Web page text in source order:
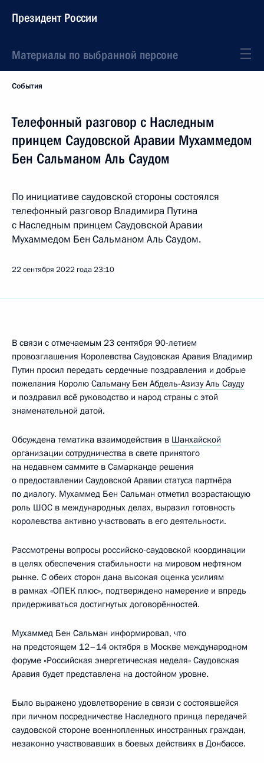
Президент России
Материалы по выбранной персоне
События
Телефонный разговор с Наследным
принцем Саудовской Аравии Мухаммедом
Бен Сальманом Аль Саудом
По инициативе саудовской стороны состоялся
телефонный разговор Владимира Путина
с Наследным принцем Саудовской Аравии
Мухаммедом Бен Сальманом Аль Саудом.
22 сентября 2022 года23:10
В связи с отмечаемым 23 сентября 90-летием
провозглашения Королевства Саудовская Аравия Владимир
Путин просил передать сердечные поздравления и добрые
пожелания Королю Сальману Бен Абдель-Азизу Аль Сауду
и поздравил всё руководство и народ страны с этой
знаменательной датой.
Обсуждена тематика взаимодействия в Шанхайской
организации сотрудничества в свете принятого
на недавнем саммите в Самарканде решения
о предоставлении Саудовской Аравии статуса партнёра
по диалогу. Мухаммед Бен Сальман отметил возрастающую
роль ШОС в международных делах, выразил готовность
королевства активно участвовать в его деятельности.
Рассмотрены вопросы российско-саудовской координации
в целях обеспечения стабильности на мировом нефтяном
рынке. С обеих сторон дана высокая оценка усилиям
в рамках «ОПЕК плюс», подтверждено намерение и впредь
придерживаться достигнутых договорённостей.
Мухаммед Бен Сальман информировал, что
на предстоящем 12–14 октября в Москве международном
форуме «Российская энергетическая неделя» Саудовская
Аравия будет представлена на достойном уровне.
Было выражено удовлетворение в связи с состоявшейся
при личном посредничестве Наследного принца передачей
саудовской стороне военнопленных иностранных граждан,
незаконно участвовавших в боевых действиях в Донбассе.